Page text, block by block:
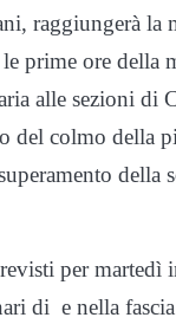
raggiungerà la
prime ore della
alle sezioni di
del colmo della
della
per martedì
di e nella